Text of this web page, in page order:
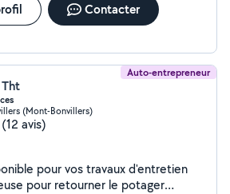
Contacter
Auto-entrepreneur
(Mont-Bonvillers)
(12 avis)
pour vos travaux d'entretien